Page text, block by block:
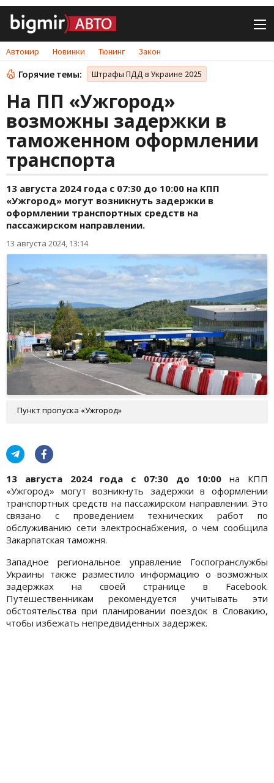
Автомир Новинки Тюнинг Закон
Горячие темы: Штрафы ПДД в Украине 2025
На ПП «Ужгород»
возможны задержки в
таможенном оформлении
транспорта
13 августа 2024 года с 07:30 до 10:00 на КПП
«Ужгород» могут возникнуть задержки в
оформлении транспортных средств на
пассажирском направлении.
13 августа 2024, 13:14
Пункт пропуска «Ужгород»
13 августа 2024 года с 07:30 до 10:00на КПП
«Ужгород» могут возникнуть задержки в оформлении
транспортных средств на пассажирском направлении. Это
связано с проведением технических работ по
обслуживанию сети электроснабжения, о чем сообщила
Закарпатская таможня.
Западное региональное управление Госпогранслужбы
Украины также разместило информацию о возможных
задержках на своей странице в Facebook.
Путешественникам рекомендуется учитывать эти
обстоятельства при планировании поездок в Словакию,
чтобы избежать непредвиденных задержек.